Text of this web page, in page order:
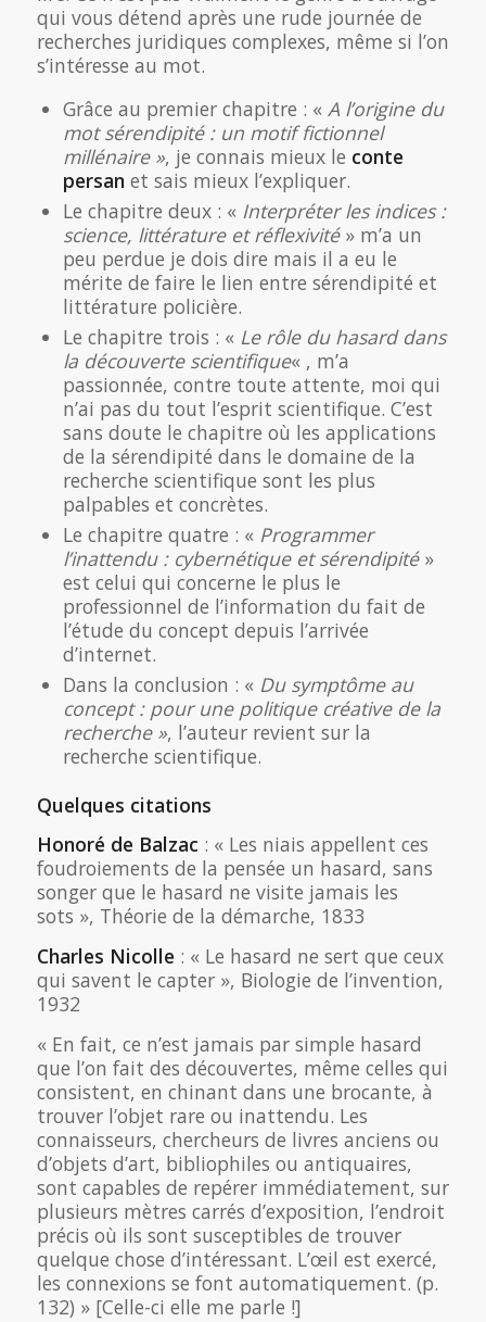
qui vous détend après une rude journée de
recherches juridiques complexes, même si l’on
s’intéresse au mot.
Grâce au premier chapitre : « A l’origine du
mot sérendipité : un motif fictionnel
millénaire », je connais mieux le conte
persan et sais mieux l’expliquer.
Le chapitre deux : « Interpréter les indices :
science, littérature et réflexivité» m’a un
peu perdue je dois dire mais il a eu le
mérite de faire le lien entre sérendipité et
littérature policière.
Le chapitre trois : « Le rôle du hasard dans
la découverte scientifique« , m’a
passionnée, contre toute attente, moi qui
n’ai pas du tout l’esprit scientifique. C’est
sans doute le chapitre où les applications
de la sérendipité dans le domaine de la
recherche scientifique sont les plus
palpables et concrètes.
Le chapitre quatre : « Programmer
l’inattendu : cybernétique et sérendipité»
est celui qui concerne le plus le
professionnel de l’information du fait de
l’étude du concept depuis l’arrivée
d’internet.
Dans la conclusion : « Du symptôme au
concept : pour une politique créative de la
recherche », l’auteur revient sur la
recherche scientifique.
Quelques citations
Honoré de Balzac : « Les niais appellent ces
foudroiements de la pensée un hasard, sans
songer que le hasard ne visite jamais les
sots », Théorie de la démarche, 1833
Charles Nicolle : « Le hasard ne sert que ceux
qui savent le capter », Biologie de l’invention,
1932
« En fait, ce n’est jamais par simple hasard
que l’on fait des découvertes, même celles qui
consistent, en chinant dans une brocante, à
trouver l’objet rare ou inattendu. Les
connaisseurs, chercheurs de livres anciens ou
d’objets d’art, bibliophiles ou antiquaires,
sont capables de repérer immédiatement, sur
plusieurs mètres carrés d’exposition, l’endroit
précis où ils sont susceptibles de trouver
quelque chose d’intéressant. L’œil est exercé,
les connexions se font automatiquement. (p.
132) » [Celle-ci elle me parle !]